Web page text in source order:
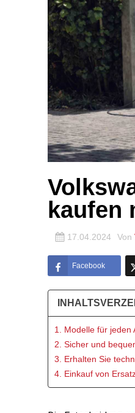
kaufen
17.04.2024 Von
Facebook
1. Modelle für jeden
2. Sicher und
3. Erhalten Sie
4. Einkauf von